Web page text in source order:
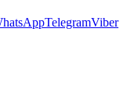
TelegramViber